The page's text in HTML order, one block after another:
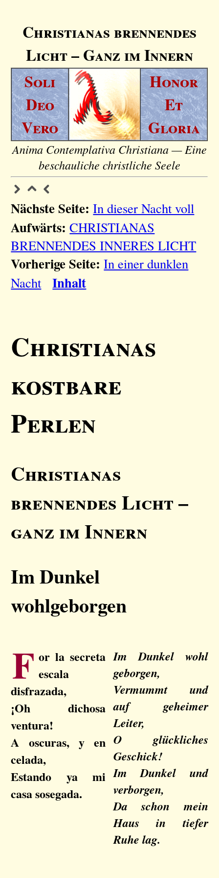
Christianas brennendes
Licht – Ganz im Innern
Soli
Deo
Vero
Honor
Et
Gloria
Anima Contemplativa Christiana — Eine
beschauliche christliche Seele
Nächste Seite: In dieser Nacht voll
Aufwärts: CHRISTIANAS
BRENNENDES INNERES LICHT
Vorherige Seite: In einer dunklen
Nacht
Inhalt
Christianas
kostbare
Perlen
Christianas
brennendes Licht –
ganz im Innern
Im Dunkel
wohlgeborgen
F or la secreta
escala
disfrazada,
¡Oh dichosa
ventura!
A oscuras, y en
celada,
Estando ya mi
casa sosegada.
Im Dunkel wohl
geborgen,
Vermummt und
auf geheimer
Leiter,
O glückliches
Geschick!
Im Dunkel und
verborgen,
Da schon mein
Haus in tiefer
Ruhe lag.